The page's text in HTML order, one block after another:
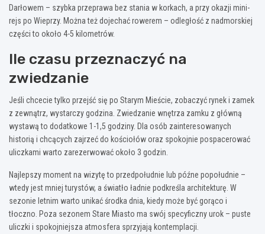
Darłowem – szybka przeprawa bez stania w korkach, a przy okazji mini-
rejs po Wieprzy. Można też dojechać rowerem – odległość z nadmorskiej
części to około 4-5 kilometrów.
Ile czasu przeznaczyć na
zwiedzanie
Jeśli chcecie tylko przejść się po Starym Mieście, zobaczyć rynek i zamek
z zewnątrz, wystarczy godzina. Zwiedzanie wnętrza zamku z główną
wystawą to dodatkowe 1-1,5 godziny. Dla osób zainteresowanych
historią i chcących zajrzeć do kościołów oraz spokojnie pospacerować
uliczkami warto zarezerwować około 3 godzin.
Najlepszy moment na wizytę to przedpołudnie lub późne popołudnie –
wtedy jest mniej turystów, a światło ładnie podkreśla architekturę. W
sezonie letnim warto unikać środka dnia, kiedy może być gorąco i
tłoczno. Poza sezonem Stare Miasto ma swój specyficzny urok – puste
uliczki i spokojniejsza atmosfera sprzyjają kontemplacji.